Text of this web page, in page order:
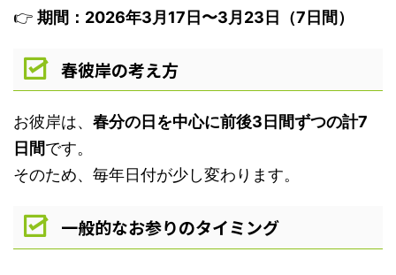
👉 期間：2026年3月17日〜3月23日（7日間）
春彼岸の考え方
お彼岸は、 春分の日を中心に前後3日間ずつの計7
日間です。
そのため、毎年日付が少し変わります。
一般的なお参りのタイミング